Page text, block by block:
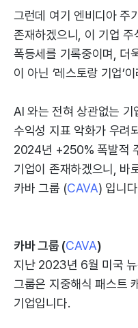
그런데 여기 엔비디아 주
존재하겠으니, 이 기업
폭등세를 기록중이며, 더
이 아닌 ‘레스토랑 기업’
AI 와는 전혀 상관없는
수익성 지표 악화가 우려
2024년 +250% 폭발적
기업이 존재하겠으니, 바
카바 그룹 (CAVA) 입니
카바 그룹 (CAVA)
지난 2023년 6월 미국
그룹은 지중해식 패스트
기업입니다.